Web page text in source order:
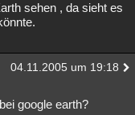
sehen , da sieht es
04.11.2005 um 19:18
google earth?